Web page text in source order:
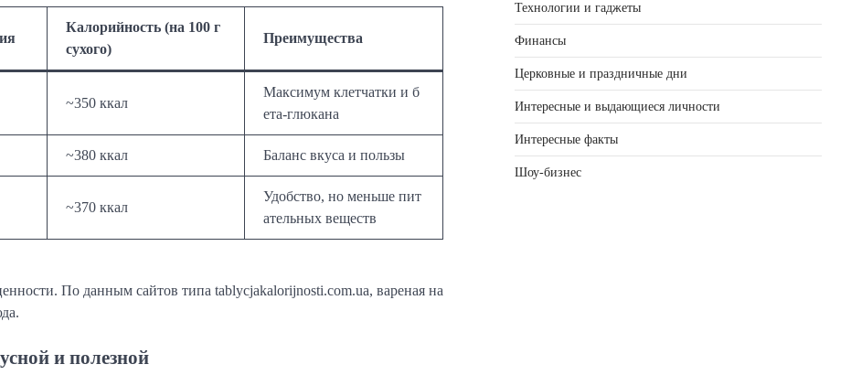
Калорийность (на 100 г
сухого)
Преимущества
~350 ккал
Максимум клетчатки и б
ета-глюкана
~380 ккал Баланс вкуса и пользы
~370 ккал
Удобство, но меньше пит
ательных веществ
По данным сайтов типа tablycjakalorijnosti.com.ua, вареная на
и полезной
Технологии и гаджеты
Финансы
Церковные и праздничные дни
Интересные и выдающиеся личности
Интересные факты
Шоу-бизнес